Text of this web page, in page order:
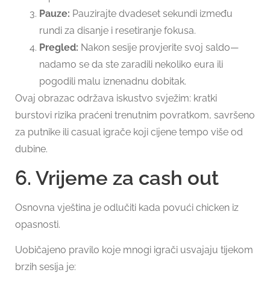
Pauze: Pauzirajte dvadeset sekundi između
rundi za disanje i resetiranje fokusa.
Pregled: Nakon sesije provjerite svoj saldo—
nadamo se da ste zaradili nekoliko eura ili
pogodili malu iznenadnu dobitak.
Ovaj obrazac održava iskustvo svježim: kratki
burstovi rizika praćeni trenutnim povratkom, savršeno
za putnike ili casual igrače koji cijene tempo više od
dubine.
6. Vrijeme za cash out
Osnovna vještina je odlučiti kada povući chicken iz
opasnosti.
Uobičajeno pravilo koje mnogi igrači usvajaju tijekom
brzih sesija je: